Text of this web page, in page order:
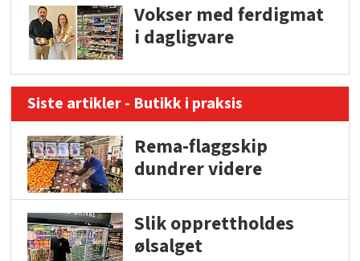
Vokser med ferdigmat
i dagligvare
Siste artikler - Butikk i praksis
Rema-flaggskip
dundrer videre
Slik opprettholdes
ølsalget